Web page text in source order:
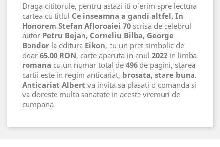
Draga cititorule, pentru astazi iti oferim spre lectura
cartea cu titlul Ce inseamna a gandi altfel. In
Honorem Stefan Afloroaiei 70 scrisa de celebrul
autor Petru Bejan, Corneliu Bilba, George
Bondor la editura Eikon, cu un pret simbolic de
doar 65.00 RON, carte aparuta in anul 2022 in limba
romana cu un numar total de 496 de pagini, starea
cartii este in regim anticariat, brosata, stare buna.
Anticariat Albert va invita sa plasati o comanda si
va doreste multa sanatate in aceste vremuri de
cumpana